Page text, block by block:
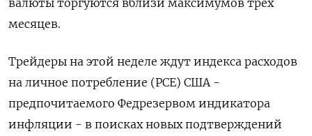
валюты торгуются вблизи максимумов трех
месяцев.
Трейдеры на этой неделе ждут индекса расходов
на личное потребление (PCE) США -
предпочитаемого Федрезервом индикатора
инфляции - в поисках новых подтверждений